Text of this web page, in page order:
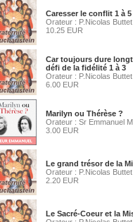
Caresser le conflit 1 à 5
Orateur : P.Nicolas Buttet
10.25 EUR
Car toujours dure
défi de la fidélité 1 à 3
Orateur : P.Nicolas Buttet
6.00 EUR
Marilyn ou Thérèse ?
Orateur : Sr Emmanuel
3.00 EUR
Le grand trésor de la
Orateur : P.Nicolas Buttet
2.20 EUR
Le Sacré-Coeur et la